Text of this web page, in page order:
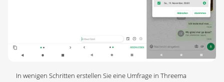
In wenigen Schritten erstellen Sie eine Umfrage in Threema